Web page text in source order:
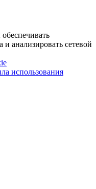
анализировать сетевой
использования